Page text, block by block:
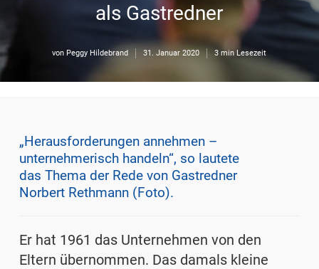
als Gastredner
von Peggy Hildebrand 31. Januar 2020 3 min Lesezeit
„Herausforderungen annehmen –
unternehmerisch handeln“, so lautete
das Thema der Rede von Gastredner
Norbert Rethmann (Foto).
Er hat 1961 das Unternehmen von den
Eltern übernommen. Das damals kleine